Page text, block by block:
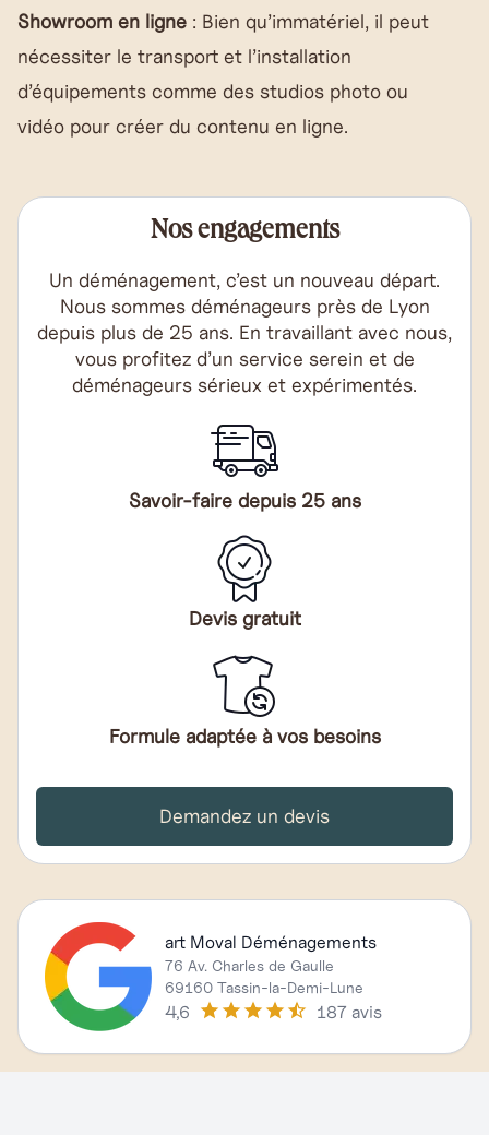
Showroom en ligne : Bien qu’immatériel, il peut
nécessiter le transport et l’installation
d’équipements comme des studios photo ou
vidéo pour créer du contenu en ligne.
Nos engagements
Un déménagement, c’est un nouveau départ.
Nous sommes déménageurs près de Lyon
depuis plus de 25 ans. En travaillant avec nous,
vous profitez d’un service serein et de
déménageurs sérieux et expérimentés.
Savoir-faire depuis 25 ans
Devis gratuit
Formule adaptée à vos besoins
Demandez un devis
art Moval Déménagements
76 Av. Charles de Gaulle
69160 Tassin-la-Demi-Lune
4,6 187 avis